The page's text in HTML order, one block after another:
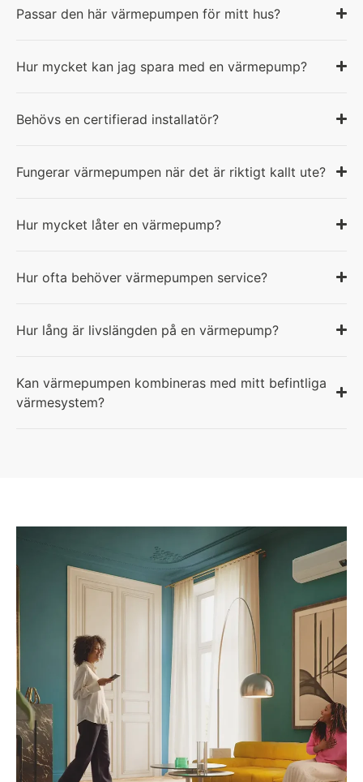
Passar den här värmepumpen för mitt hus?
Hur mycket kan jag spara med en värmepump?
Behövs en certifierad installatör?
Fungerar värmepumpen när det är riktigt kallt ute?
Hur mycket låter en värmepump?
Hur ofta behöver värmepumpen service?
Hur lång är livslängden på en värmepump?
Kan värmepumpen kombineras med mitt befintliga
värmesystem?